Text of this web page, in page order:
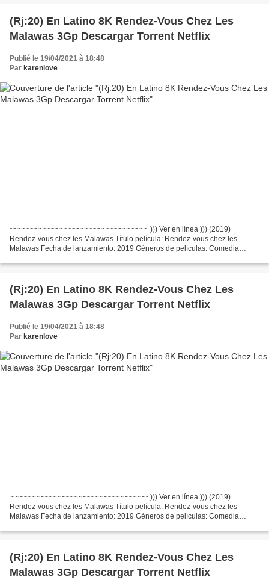
(Rj:20) En Latino 8K Rendez-Vous Chez Les
Malawas 3Gp Descargar Torrent Netflix
Publié le 19/04/2021 à 18:48
Par karenlove
~~~~~~~~~~~~~~~~~~~~~~~~~~~~~~~~~ ))) Ver en línea ))) (2019)
Rendez-vous chez les Malawas Título película: Rendez-vous chez les
Malawas Fecha de lanzamiento: 2019 Géneros de películas: Comedia
(Rj:20) En Latino 8K Rendez-Vous Chez Les
Malawas 3Gp Descargar Torrent Netflix
Publié le 19/04/2021 à 18:48
Par karenlove
~~~~~~~~~~~~~~~~~~~~~~~~~~~~~~~~~ ))) Ver en línea ))) (2019)
Rendez-vous chez les Malawas Título película: Rendez-vous chez les
Malawas Fecha de lanzamiento: 2019 Géneros de películas: Comedia
(Rj:20) En Latino 8K Rendez-Vous Chez Les
Malawas 3Gp Descargar Torrent Netflix